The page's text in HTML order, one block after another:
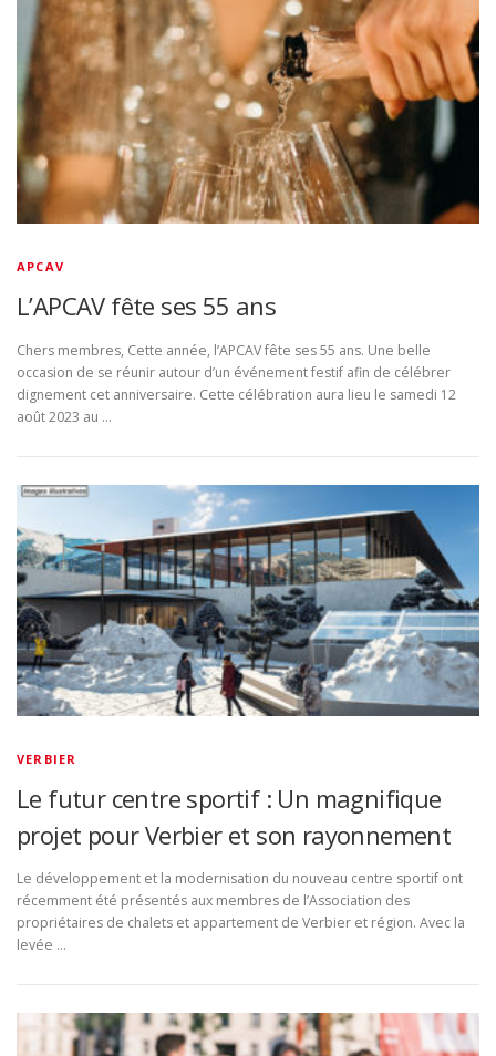
APCAV
L’APCAV fête ses 55 ans
Chers membres, Cette année, l’APCAV fête ses 55 ans. Une belle
occasion de se réunir autour d’un événement festif afin de célébrer
dignement cet anniversaire. Cette célébration aura lieu le samedi 12
août 2023 au …
VERBIER
Le futur centre sportif : Un magnifique
projet pour Verbier et son rayonnement
Le développement et la modernisation du nouveau centre sportif ont
récemment été présentés aux membres de l’Association des
propriétaires de chalets et appartement de Verbier et région. Avec la
levée …